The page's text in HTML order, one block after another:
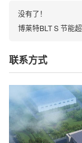
没有了！
博莱特BLT S 节能
联系方式